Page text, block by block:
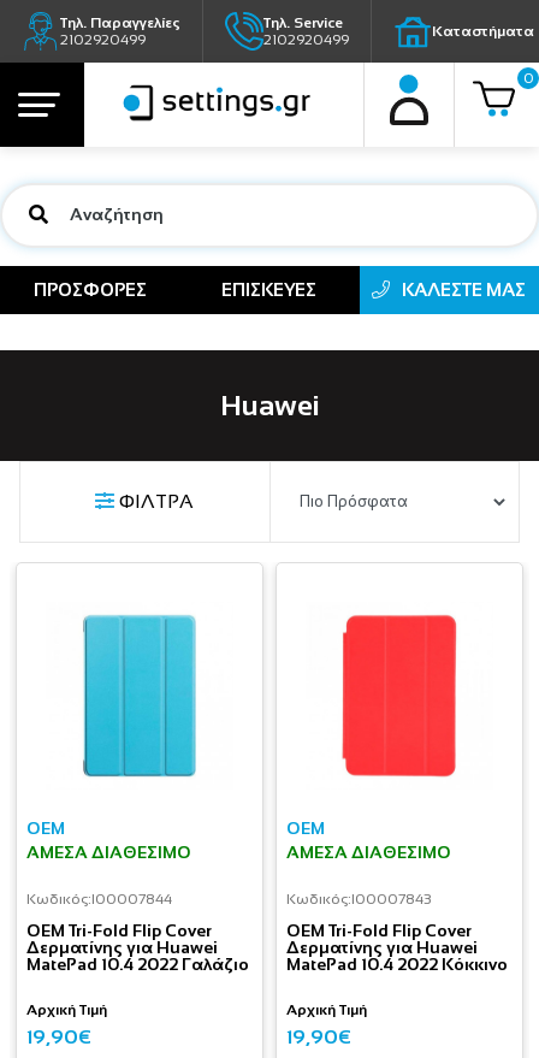
Τηλ. Παραγγελίες
2102920499
Τηλ. Service
2102920499
Καταστήματα
0
ΠΡΟΣΦΟΡΕΣ ΕΠΙΣΚΕΥΕΣ ΚΑΛΕΣΤΕ ΜΑΣ
Huawei
ΦΙΛΤΡΑ
OEM
ΆΜΕΣΑ ΔΙΑΘΈΣΙΜΟ
Κωδικός:I00007844
OEM Tri-Fold Flip Cover
Δερματίνης για Huawei
MatePad 10.4 2022 Γαλάζιο
Αρχική Τιμή
19,90€
OEM
ΆΜΕΣΑ ΔΙΑΘΈΣΙΜΟ
Κωδικός:I00007843
OEM Tri-Fold Flip Cover
Δερματίνης για Huawei
MatePad 10.4 2022 Κόκκινο
Αρχική Τιμή
19,90€